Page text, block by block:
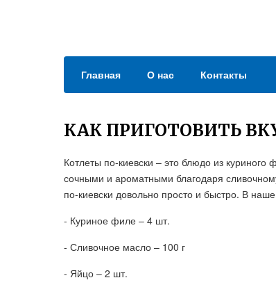
Главная О нас Контакты
КАК ПРИГОТОВИТЬ
Котлеты по-киевски – это блюдо из куриного
сочными и ароматными благодаря
по-киевски довольно просто и быстро. В
- Куриное филе – 4 шт.
- Сливочное масло – 100 г
- Яйцо – 2 шт.